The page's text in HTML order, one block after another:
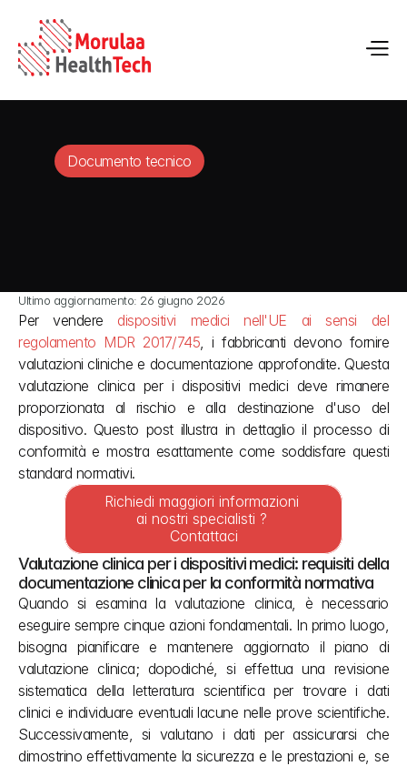
Documento tecnico
Ultimo aggiornamento: 26 giugno 2026
Per vendere dispositivi medici nell'UE ai sensi del
regolamento MDR 2017/745, i fabbricanti devono fornire
valutazioni cliniche e documentazione approfondite. Questa
valutazione clinica per i dispositivi medici deve rimanere
proporzionata al rischio e alla destinazione d'uso del
dispositivo. Questo post illustra in dettaglio il processo di
conformità e mostra esattamente come soddisfare questi
standard normativi.
Richiedi maggiori informazioni
ai nostri specialisti ?
Contattaci
Valutazione clinica per i dispositivi medici: requisiti della
documentazione clinica per la conformità normativa
Quando si esamina la valutazione clinica, è necessario
eseguire sempre cinque azioni fondamentali. In primo luogo,
bisogna pianificare e mantenere aggiornato il piano di
valutazione clinica; dopodiché, si effettua una revisione
sistematica della letteratura scientifica per trovare i dati
clinici e individuare eventuali lacune nelle prove scientifiche.
Successivamente, si valutano i dati per assicurarsi che
dimostrino effettivamente la sicurezza e le prestazioni e, se